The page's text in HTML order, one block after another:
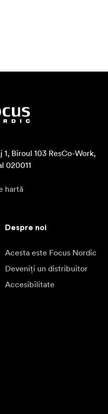
1, Biroul 103 ResCo-Work,
020011
hartă
Despre noi
Acesta este Focus Nordic
Deveniți un distribuitor
Accesibilitate